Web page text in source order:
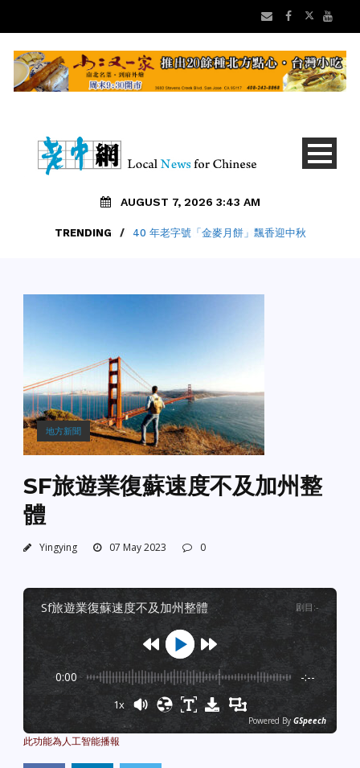
AUGUST 7, 2026 3:43 AM
TRENDING / 40 年老字號「金麥月餅」飄香迎中秋
地方新聞
SF旅遊業復蘇速度不及加州整
體
Yingying 07 May 2023 0
sf旅遊業復蘇速度不及加州整體 剧目 :-
0:00 -:--
1x
Powered By GSpeech